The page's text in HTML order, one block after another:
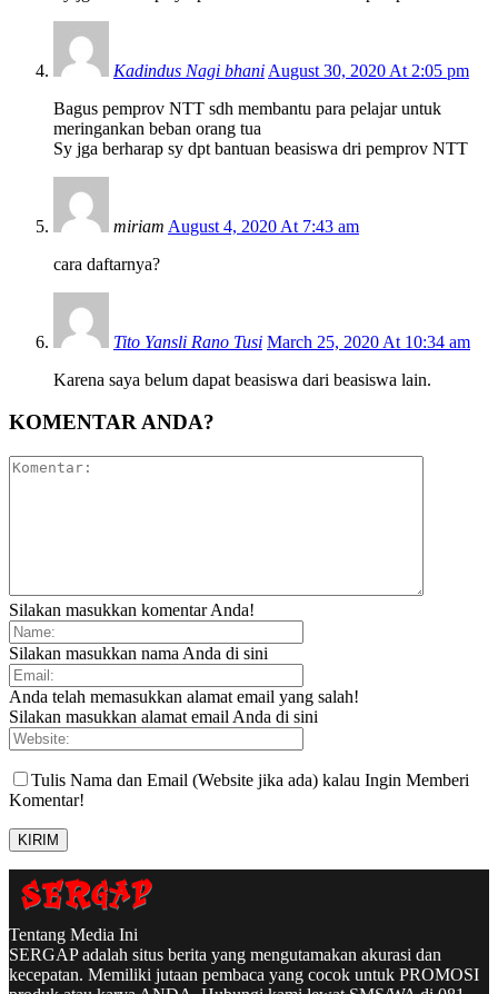
Kadindus Nagi bhani August 30, 2020 At 2:05 pm
Bagus pemprov NTT sdh membantu para pelajar untuk
meringankan beban orang tua
Sy jga berharap sy dpt bantuan beasiswa dri pemprov NTT
miriam August 4, 2020 At 7:43 am
cara daftarnya?
Tito Yansli Rano Tusi March 25, 2020 At 10:34 am
Karena saya belum dapat beasiswa dari beasiswa lain.
KOMENTAR ANDA?
Silakan masukkan komentar Anda!
Silakan masukkan nama Anda di sini
Anda telah memasukkan alamat email yang salah!
Silakan masukkan alamat email Anda di sini
Tulis Nama dan Email (Website jika ada) kalau Ingin Memberi
Komentar!
Tentang Media Ini
SERGAP adalah situs berita yang mengutamakan akurasi dan
kecepatan. Memiliki jutaan pembaca yang cocok untuk PROMOSI